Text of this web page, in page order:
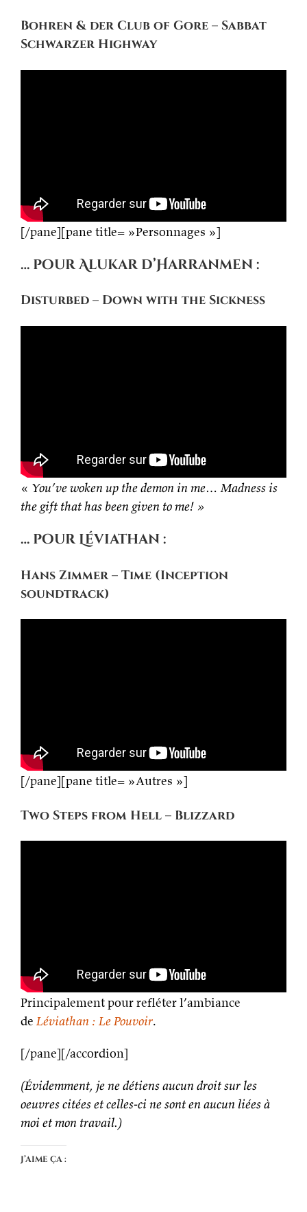
Bohren & der Club of Gore – Sabbat
Schwarzer Highway
[/pane][pane title= »Personnages »]
… pour Alukar d’Harranmen :
Disturbed – Down with the Sickness
« You’ve woken up the demon in me… Madness is
the gift that has been given to me! »
… pour Léviathan :
Hans Zimmer – Time (Inception
soundtrack)
[/pane][pane title= »Autres »]
Two Steps from Hell – Blizzard
Principalement pour refléter l’ambiance
de Léviathan : Le Pouvoir.
[/pane][/accordion]
(Évidemment, je ne détiens aucun droit sur les
oeuvres citées et celles-ci ne sont en aucun liées à
moi et mon travail.)
J’aime ça :